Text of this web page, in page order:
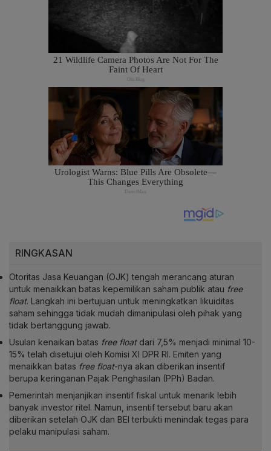
RINGKASAN
Otoritas Jasa Keuangan (OJK) tengah merancang aturan
untuk menaikkan batas kepemilikan saham publik atau free
float. Langkah ini bertujuan untuk meningkatkan likuiditas
saham sehingga tidak mudah dimanipulasi oleh pihak yang
tidak bertanggung jawab.
Usulan kenaikan batas free floatdari 7,5% menjadi minimal 10-
15% telah disetujui oleh Komisi XI DPR RI. Emiten yang
menaikkan batas free float-nya akan diberikan insentif
berupa keringanan Pajak Penghasilan (PPh) Badan.
Pemerintah menjanjikan insentif fiskal untuk menarik lebih
banyak investor ritel. Namun, insentif tersebut baru akan
diberikan setelah OJK dan BEI terbukti menindak tegas para
pelaku manipulasi saham.